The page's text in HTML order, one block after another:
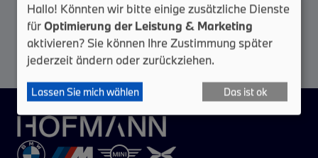
Zur Fahrzeugsuche
Hallo! Könnten wir bitte einige zusätzliche Dienste
fürOptimierung der Leistung & Marketing
aktivieren? Sie können Ihre Zustimmung später
jederzeit ändern oder zurückziehen.
Lassen Sie mich wählen Das ist ok